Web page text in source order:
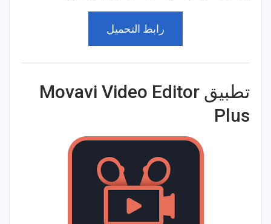
رابط التحميل
تطبيق Movavi Video Editor
Plus